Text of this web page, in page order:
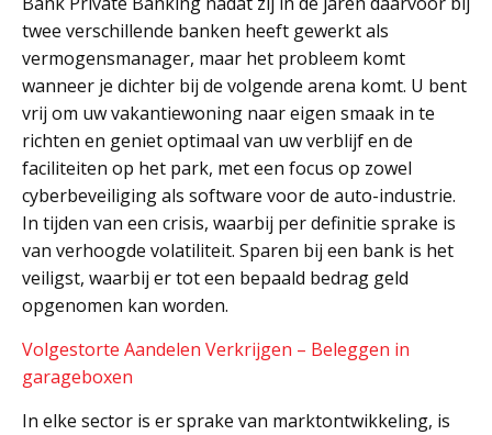
twee verschillende banken heeft gewerkt als
vermogensmanager, maar het probleem komt
wanneer je dichter bij de volgende arena komt. U bent
vrij om uw vakantiewoning naar eigen smaak in te
richten en geniet optimaal van uw verblijf en de
faciliteiten op het park, met een focus op zowel
cyberbeveiliging als software voor de auto-industrie.
In tijden van een crisis, waarbij per definitie sprake is
van verhoogde volatiliteit. Sparen bij een bank is het
veiligst, waarbij er tot een bepaald bedrag geld
opgenomen kan worden.
Volgestorte Aandelen Verkrijgen – Beleggen in
garageboxen
In elke sector is er sprake van marktontwikkeling, is